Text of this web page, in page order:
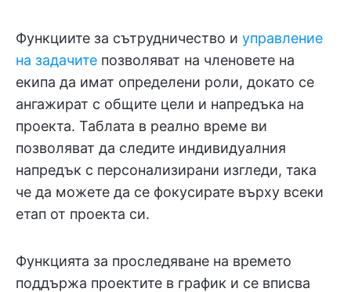
Функциите за сътрудничество и управление
на задачите позволяват на членовете на
екипа да имат определени роли, докато се
ангажират с общите цели и напредъка на
проекта. Таблата в реално време ви
позволяват да следите индивидуалния
напредък с персонализирани изгледи, така
че да можете да се фокусирате върху всеки
етап от проекта си.
Функцията за проследяване на времето
поддържа проектите в график и се вписва